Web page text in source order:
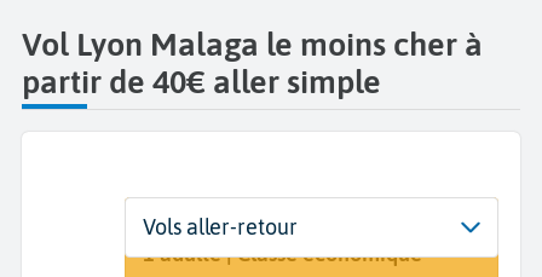
Vol Lyon Malaga le moins cher à
partir de 40€ aller simple
Départ
Lyon (LYS)
Dates
21 sept. - 1 oct.
Voyageurs | Classe
1 adulte | Classe économique
Vols aller-retour